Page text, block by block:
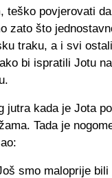
teško povjerovati
zato što
traku, a i svi
bi ispratili Jotu
jutra kada je Jota
Tada je
smo maloprije bili